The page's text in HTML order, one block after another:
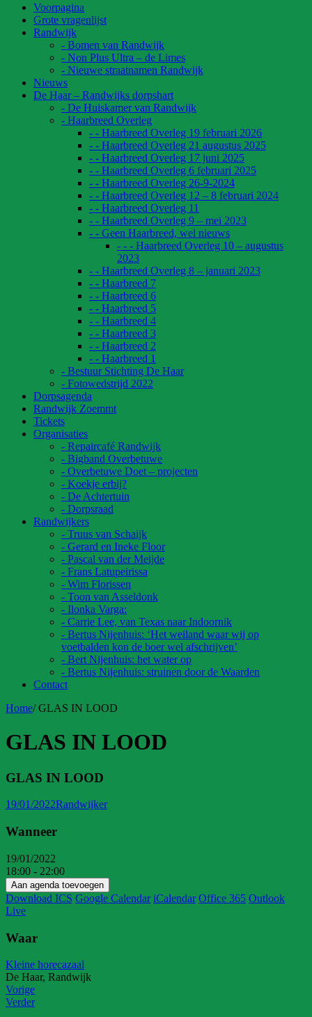
Voorpagina
Grote vragenlijst
Randwijk
- Bomen van Randwijk
- Non Plus Ultra – de Limes
- Nieuwe straatnamen Randwijk
Nieuws
De Haar – Randwijks dorpshart
- De Huiskamer van Randwijk
- Haarbreed Overleg
- - Haarbreed Overleg 19 februari 2026
- - Haarbreed Overleg 21 augustus 2025
- - Haarbreed Overleg 17 juni 2025
- - Haarbreed Overleg 6 februari 2025
- - Haarbreed Overleg 26-9-2024
- - Haarbreed Overleg 12 – 8 februari 2024
- - Haarbreed Overleg 11
- - Haarbreed Overleg 9 – mei 2023
- - Geen Haarbreed, wel nieuws
- - - Haarbreed Overleg 10 – augustus
2023
- - Haarbreed Overleg 8 – januari 2023
- - Haarbreed 7
- - Haarbreed 6
- - Haarbreed 5
- - Haarbreed 4
- - Haarbreed 3
- - Haarbreed 2
- - Haarbreed 1
- Bestuur Stichting De Haar
- Fotowedstrijd 2022
Dorpsagenda
Randwijk Zoemmt
Tickets
Organisaties
- Repaircafé Randwijk
- Bigband Overbetuwe
- Overbetuwe Doet – projecten
- Koekje erbij?
- De Achtertuin
- Dorpsraad
Randwijkers
- Truus van Schaijk
- Gerard en Ineke Floor
- Pascal van der Meijde
- Frans Latupeirissa
- Wim Florissen
- Toon van Asseldonk
- Ilonka Varga:
- Carrie Lee, van Texas naar Indoornik
- Bertus Nijenhuis: ‘Het weiland waar wij op
voetbalden kon de boer wel afschrijven’
- Bert Nijenhuis: het water op
- Bertus Nijenhuis: struinen door de Waarden
Contact
Home/GLAS IN LOOD
GLAS IN LOOD
GLAS IN LOOD
19/01/2022Randwijker
Wanneer
19/01/2022
18:00 - 22:00
Aan agenda toevoegen
Download ICS Google Calendar iCalendar Office 365 Outlook
Live
Waar
Kleine horecazaal
De Haar, Randwijk
Vorige
Verder